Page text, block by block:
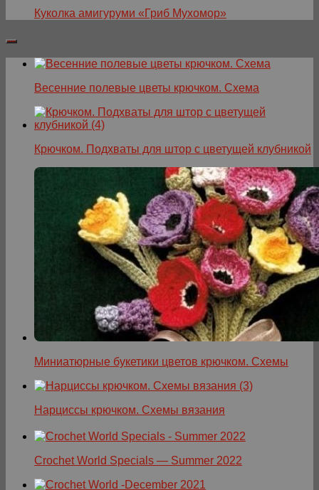
Куколка амигуруми «Гриб Мухомор»
Весенние полевые цветы крючком. Схема
Крючком. Подхваты для штор с цветущей клубникой
Миниатюрные букетики цветов крючком. Схемы
Нарциссы крючком. Схемы вязания
Crochet World Specials — Summer 2022